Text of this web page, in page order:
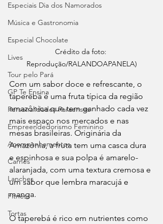
Especiais Dia dos Namorados
Música e Gastronomia
Especial Chocolate
Lives
Tour pelo Pará
GP Te Ensina
Personalidades Paraenses
Empreendedorismo Feminino
Acompanhamentos
Carnes
Lanches
Fitness
Tortas
Crédito da foto:
Reprodução/RALANDOAPANELA)
Com um sabor doce e refrescante, o
taperebá é uma fruta típica da região
amazônica que tem ganhado cada vez
mais espaço nos mercados e nas
mesas brasileiras. Originária da
Amazônia, a fruta tem uma casca dura
e espinhosa e sua polpa é amarelo-
alaranjada, com uma textura cremosa e
um sabor que lembra maracujá e
manga.
O taperebá é rico em nutrientes como